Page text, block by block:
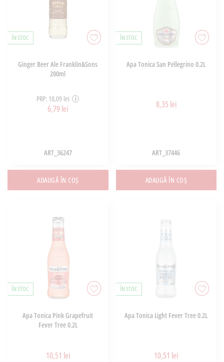
ÎN STOC
Ginger Beer Ale Franklin&Sons
200ml
PRP: 10,09 lei
6,79 lei
ART_36247
ADAUGĂ ÎN COȘ
ÎN STOC
Apa Tonica San Pellegrino 0.2L
8,35 lei
ART_37446
ADAUGĂ ÎN COȘ
ÎN STOC
Apa Tonica Pink Grapefruit
Fever Tree 0.2L
10,51 lei
ÎN STOC
Apa Tonica Light Fever Tree 0.2L
10,51 lei